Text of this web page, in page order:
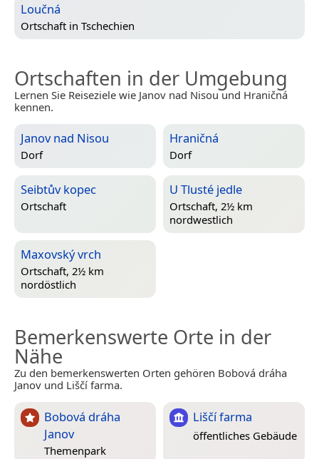
Loučná
Ortschaft in Tschechien
Ortschaften in der Umgebung
Lernen Sie Reiseziele wie Janov nad Nisou und Hraničná
kennen.
Janov nad Nisou
Dorf
Hraničná
Dorf
Seibtův kopec
Ortschaft
U Tlusté jedle
Ortschaft, 2½ km
nordwestlich
Maxovský vrch
Ortschaft, 2½ km
nordöstlich
Bemerkenswerte Orte in der
Nähe
Zu den bemerkenswerten Orten gehören Bobová dráha
Janov und Liščí farma.
Bobová dráha
Janov
Themenpark
Liščí farma
öffentliches Gebäude